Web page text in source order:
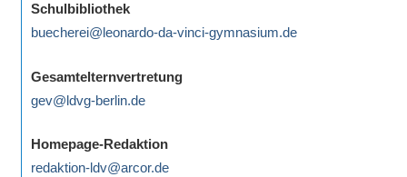
Schulbibliothek
buecherei@leonardo-da-vinci-gymnasium.de
Gesamtelternvertretung
gev@ldvg-berlin.de
Homepage-Redaktion
redaktion-ldv@arcor.de